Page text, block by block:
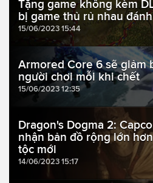
Tặng game không kèm
bị game thủ rủ nhau đánh
15/06/2023 15:44
Armored Core 6 sẽ giảm
người chơi mỗi khi chết
15/06/2023 12:35
Dragon's Dogma 2:
nhận bản đồ rộng lớn
tộc mới
14/06/2023 15:17